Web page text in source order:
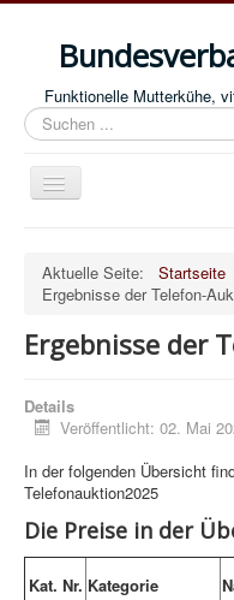
Funktionelle Mutterkühe,
Suchen
...
Navigation
an/aus
News-Archiv
Über die Rasse
Termine
Verkaufstiere
Züchter und Halter
Aktuelle Seite: Startseite
Ergebnisse der Telefon-
Ergebnisse der
Details
Veröffentlicht: 02. Mai
In der folgenden Übersicht
Telefonauktion2025
Die Preise in der
Kat. Nr. Kategorie